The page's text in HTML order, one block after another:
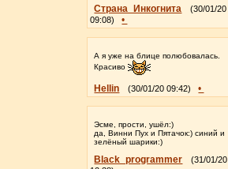
Страна_Инкогнита
(30/01/20
09:08)
•
А я уже на блице полюбовалась.
Красиво
Hellin (30/01/20 09:42) •
Эсме, прости, ушёл:)
да, Винни Пух и Пятачок:) синий и
зелёный шарики:)
Black_programmer
(31/01/20